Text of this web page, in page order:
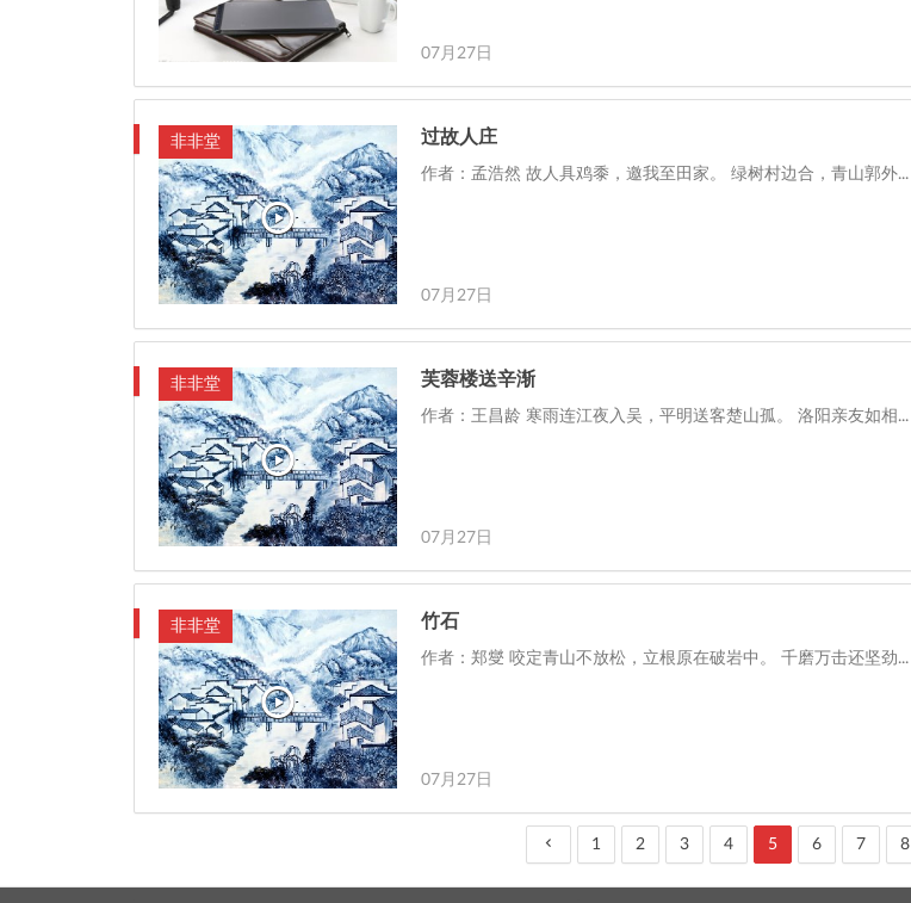
07月27日
非非堂 过故人庄
作者：孟浩然 故人具鸡黍，邀我至田家。 绿树村边合，青山郭外...
07月27日
非非堂 芙蓉楼送辛渐
作者：王昌龄 寒雨连江夜入吴，平明送客楚山孤。 洛阳亲友如相...
07月27日
非非堂 竹石
作者：郑燮 咬定青山不放松，立根原在破岩中。 千磨万击还坚劲...
07月27日
1 2 3 4 5 6 7 8